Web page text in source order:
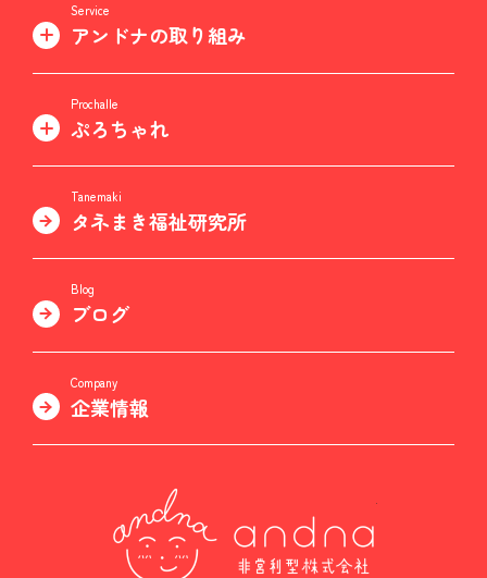
Service
アンドナの取り組み
Prochalle
ぷろちゃれ
Tanemaki
タネまき福祉研究所
Blog
ブログ
Company
企業情報